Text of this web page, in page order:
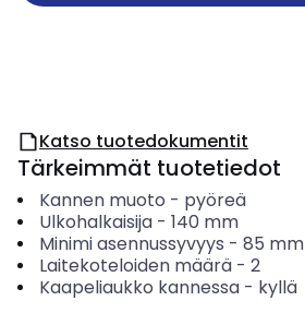
Katso tuotedokumentit
Tärkeimmät tuotetiedot
Kannen muoto - pyöreä
Ulkohalkaisija- 140 mm
Minimi asennussyvyys - 85 mm
Laitekoteloiden määrä- 2
Kaapeliaukko kannessa- kyllä